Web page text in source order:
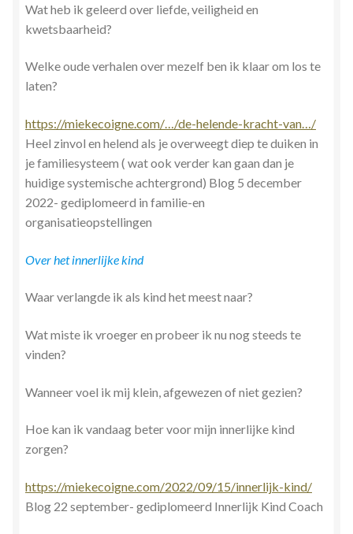
Wat heb ik geleerd over liefde, veiligheid en
kwetsbaarheid?
Welke oude verhalen over mezelf ben ik klaar om los te
laten?
https://miekecoigne.com/…/de-helende-kracht-van…/
Heel zinvol en helend als je overweegt diep te duiken in
je familiesysteem ( wat ook verder kan gaan dan je
huidige systemische achtergrond) Blog 5 december
2022- gediplomeerd in familie-en
organisatieopstellingen
Over het innerlijke kind
Waar verlangde ik als kind het meest naar?
Wat miste ik vroeger en probeer ik nu nog steeds te
vinden?
Wanneer voel ik mij klein, afgewezen of niet gezien?
Hoe kan ik vandaag beter voor mijn innerlijke kind
zorgen?
https://miekecoigne.com/2022/09/15/innerlijk-kind/
Blog 22 september- gediplomeerd Innerlijk Kind Coach